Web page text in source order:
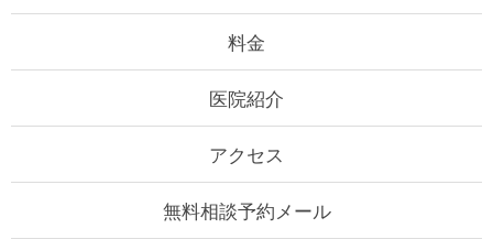
料金
医院紹介
アクセス
無料相談予約メール